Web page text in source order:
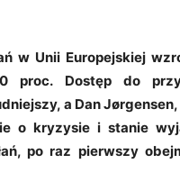
w Unii Europejskiej
Dostęp do
a Dan
o kryzysie i stanie
po raz pierwszy